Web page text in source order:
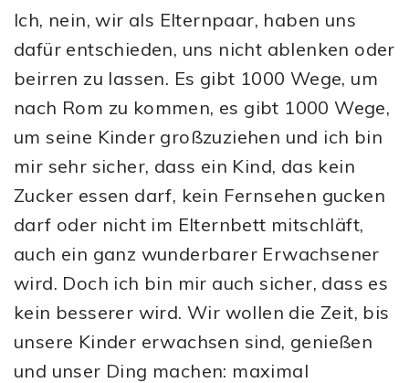
Ich, nein, wir als Elternpaar, haben uns
dafür entschieden, uns nicht ablenken oder
beirren zu lassen. Es gibt 1000 Wege, um
nach Rom zu kommen, es gibt 1000 Wege,
um seine Kinder großzuziehen und ich bin
mir sehr sicher, dass ein Kind, das kein
Zucker essen darf, kein Fernsehen gucken
darf oder nicht im Elternbett mitschläft,
auch ein ganz wunderbarer Erwachsener
wird. Doch ich bin mir auch sicher, dass es
kein besserer wird. Wir wollen die Zeit, bis
unsere Kinder erwachsen sind, genießen
und unser Ding machen: maximal